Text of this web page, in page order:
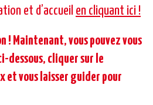
et d’accueil en cliquant ici !
! Maintenant, vous pouvez vous
dessous, cliquer sur le
et vous laisser guider pour